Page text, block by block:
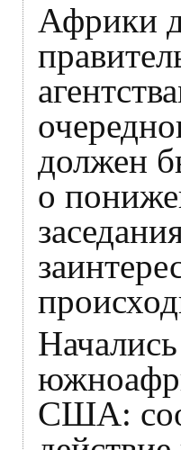
Африки
должен
о
США: